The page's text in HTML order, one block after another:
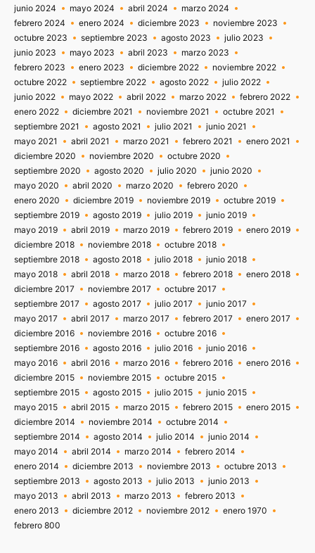
junio 2024
mayo 2024 abril 2024
marzo 2024
febrero 2024
enero 2024 diciembre 2023
noviembre 2023
octubre 2023
septiembre 2023 agosto 2023
julio 2023
junio 2023
mayo 2023 abril 2023
marzo 2023
febrero 2023
enero 2023 diciembre 2022
noviembre 2022
octubre 2022
septiembre 2022 agosto 2022
julio 2022
junio 2022
mayo 2022 abril 2022 marzo 2022
febrero 2022
enero 2022
diciembre 2021 noviembre 2021
octubre 2021
septiembre 2021
agosto 2021 julio 2021
junio 2021
mayo 2021
abril 2021 marzo 2021 febrero 2021
enero 2021
diciembre 2020
noviembre 2020
octubre 2020
septiembre 2020
agosto 2020 julio 2020
junio 2020
mayo 2020
abril 2020 marzo 2020
febrero 2020
enero 2020
diciembre 2019 noviembre 2019
octubre 2019
septiembre 2019
agosto 2019 julio 2019
junio 2019
mayo 2019
abril 2019 marzo 2019 febrero 2019
enero 2019
diciembre 2018
noviembre 2018
octubre 2018
septiembre 2018
agosto 2018 julio 2018
junio 2018
mayo 2018
abril 2018 marzo 2018 febrero 2018
enero 2018
diciembre 2017
noviembre 2017
octubre 2017
septiembre 2017
agosto 2017 julio 2017
junio 2017
mayo 2017
abril 2017 marzo 2017 febrero 2017
enero 2017
diciembre 2016
noviembre 2016
octubre 2016
septiembre 2016
agosto 2016 julio 2016
junio 2016
mayo 2016
abril 2016 marzo 2016 febrero 2016
enero 2016
diciembre 2015
noviembre 2015
octubre 2015
septiembre 2015
agosto 2015 julio 2015
junio 2015
mayo 2015
abril 2015 marzo 2015 febrero 2015
enero 2015
diciembre 2014
noviembre 2014
octubre 2014
septiembre 2014
agosto 2014 julio 2014
junio 2014
mayo 2014
abril 2014 marzo 2014
febrero 2014
enero 2014
diciembre 2013 noviembre 2013
octubre 2013
septiembre 2013
agosto 2013 julio 2013
junio 2013
mayo 2013
abril 2013 marzo 2013
febrero 2013
enero 2013
diciembre 2012 noviembre 2012
enero 1970
febrero 800